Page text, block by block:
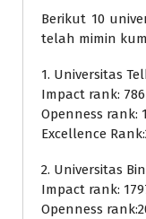
Berikut 10
telah mimin
1. Universitas
Impact rank: 786
Openness rank:
Excellence
2. Universitas
Impact rank:
Openness